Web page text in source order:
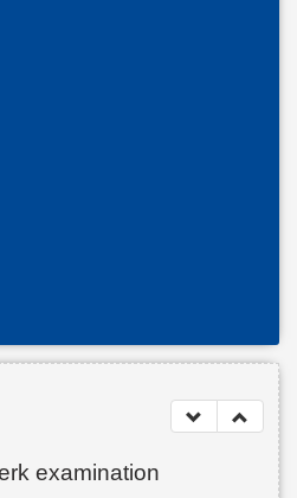
examination